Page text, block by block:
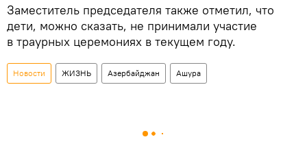
Заместитель председателя также отметил, что
дети, можно сказать, не принимали участие
в траурных церемониях в текущем году.
Новости ЖИЗНЬ Азербайджан Ашура